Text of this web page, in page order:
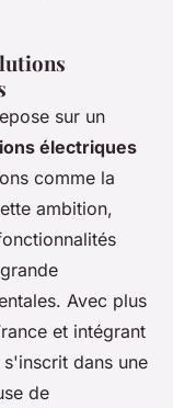
sur un
électriques
comme la
ambition,
Avec plus
et intégrant
dans une
de